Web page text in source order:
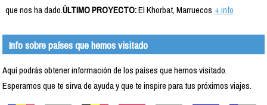
que nos ha dado.ÚLTIMO PROYECTO:El Khorbat, Marruecos + info
Info sobre países que hemos visitado
Aquí podrás obtener información de los países que hemos visitado.
Esperamos que te sirva de ayuda y que te inspire para tus próximos viajes.